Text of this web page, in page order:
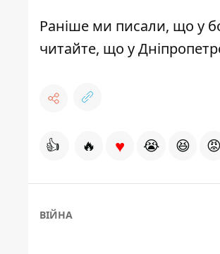
Раніше ми писали, що у
читайте, що у
👍 🔥 ♥ 😭 😆 😡
ВІЙНА